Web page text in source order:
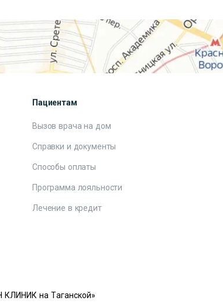
Пациентам
Вызов врача на дом
Справки и документы
Способы оплаты
Программа лояльности
Лечение в кредит
на Таганской»